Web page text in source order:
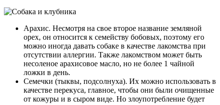
Арахис. Несмотря на свое второе название земляной
орех, он относится к семейству бобовых, поэтому его
можно иногда давать собаке в качестве лакомства при
отсутствии аллергии. Также лакомством может быть
несоленое арахисовое масло, но не более 1 чайной
ложки в день.
Семечки (тыквы, подсолнуха). Их можно использовать в
качестве перекуса, главное, чтобы они были очищенные
от кожуры и в сыром виде. Но злоупотребление будет